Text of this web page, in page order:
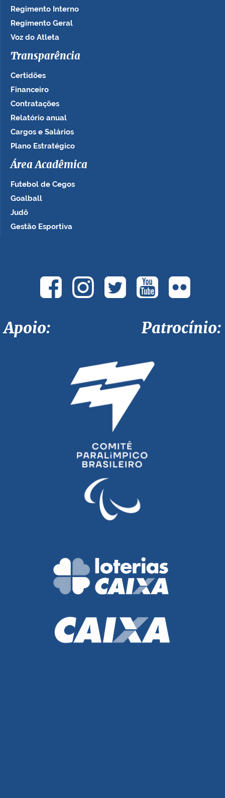
Regimento Interno
Regimento Geral
Voz do Atleta
Transparência
Certidões
Financeiro
Contratações
Relatório anual
Cargos e Salários
Plano Estratégico
Área Acadêmica
Futebol de Cegos
Goalball
Judô
Gestão Esportiva
Apoio: Patrocínio: